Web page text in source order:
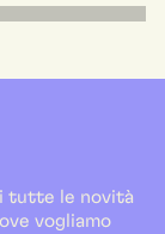
tutte le novità
vogliamo